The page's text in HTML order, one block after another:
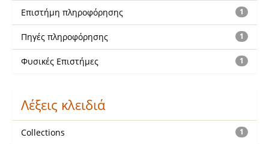
1
Επιστήμη πληροφόρησης
1
Πηγές πληροφόρησης
1
Φυσικές Επιστήμες
Λέξεις κλειδιά
1
Collections